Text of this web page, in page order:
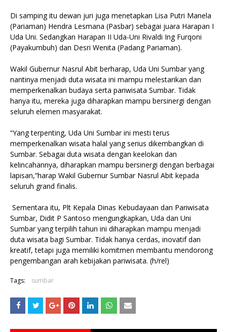
Di samping itu dewan juri juga menetapkan Lisa Putri Manela
(Pariaman) Hendra Lesmana (Pasbar) sebagai juara Harapan I
Uda Uni. Sedangkan Harapan II Uda-Uni Rivaldi Ing Furqoni
(Payakumbuh) dan Desri Wenita (Padang Pariaman).
Wakil Gubernur Nasrul Abit berharap, Uda Uni Sumbar yang
nantinya menjadi duta wisata ini mampu melestarikan dan
memperkenalkan budaya serta pariwisata Sumbar. Tidak
hanya itu, mereka juga diharapkan mampu bersinergi dengan
seluruh elemen masyarakat.
“Yang terpenting, Uda Uni Sumbar ini mesti terus
memperkenalkan wisata halal yang serius dikembangkan di
Sumbar. Sebagai duta wisata dengan keelokan dan
kelincahannya, diharapkan mampu bersinergi dengan berbagai
lapisan,”harap Wakil Gubernur Sumbar Nasrul Abit kepada
seluruh grand finalis.
Sementara itu, Plt Kepala Dinas Kebudayaan dan Pariwisata
Sumbar, Didit P Santoso mengungkapkan, Uda dan Uni
Sumbar yang terpilih tahun ini diharapkan mampu menjadi
duta wisata bagi Sumbar. Tidak hanya cerdas, inovatif dan
kreatif, tetapi juga memiliki komitmen membantu mendorong
pengembangan arah kebijakan pariwisata. (h/rel)
Tags: sumbar